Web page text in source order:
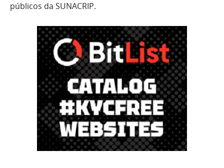
públicos da SUNACRIP.